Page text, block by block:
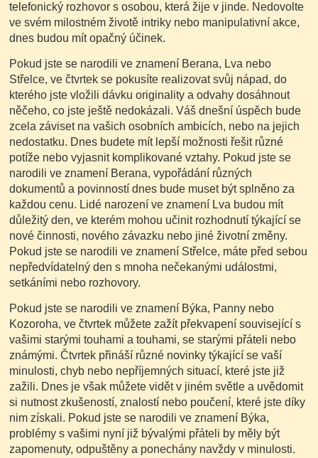
telefonický rozhovor s osobou, která žije v jinde. Nedovolte
ve svém milostném životě intriky nebo manipulativní akce,
dnes budou mít opačný účinek.
Pokud jste se narodili ve znamení Berana, Lva nebo
Střelce, ve čtvrtek se pokusíte realizovat svůj nápad, do
kterého jste vložili dávku originality a odvahy dosáhnout
něčeho, co jste ještě nedokázali. Váš dnešní úspěch bude
zcela záviset na vašich osobních ambicích, nebo na jejich
nedostatku. Dnes budete mít lepší možnosti řešit různé
potíže nebo vyjasnit komplikované vztahy. Pokud jste se
narodili ve znamení Berana, vypořádání různých
dokumentů a povinností dnes bude muset být splněno za
každou cenu. Lidé narození ve znamení Lva budou mít
důležitý den, ve kterém mohou učinit rozhodnutí týkající se
nové činnosti, nového závazku nebo jiné životní změny.
Pokud jste se narodili ve znamení Střelce, máte před sebou
nepředvídatelný den s mnoha nečekanými událostmi,
setkáními nebo rozhovory.
Pokud jste se narodili ve znamení Býka, Panny nebo
Kozoroha, ve čtvrtek můžete zažít překvapení související s
vašimi starými touhami a touhami, se starými přáteli nebo
známými. Čtvrtek přináší různé novinky týkající se vaší
minulosti, chyb nebo nepříjemných situací, které jste již
zažili. Dnes je však můžete vidět v jiném světle a uvědomit
si nutnost zkušeností, znalostí nebo poučení, které jste díky
nim získali. Pokud jste se narodili ve znamení Býka,
problémy s vašimi nyní již bývalými přáteli by měly být
zapomenuty, odpuštěny a ponechány navždy v minulosti.